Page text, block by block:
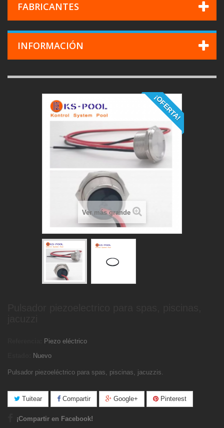
FABRICANTES
INFORMACIÓN
¡OFERTA!
Ver más grande
Piezo eléctrico
Nuevo
Pulsador piezoeléctrico para spas, piscinas, jacuzzis.
Tuitear Compartir Google+ Pinterest
¡Compartir en Facebook!